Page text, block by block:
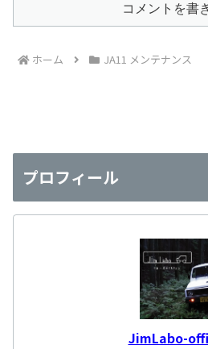
コメントを書
ホーム JA11 メンテナンス
プロフィール
JimLabo-